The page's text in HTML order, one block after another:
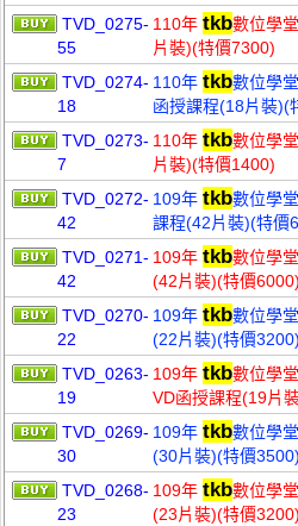
TVD_0275-
55
110年 tkb數位學
片裝)(特價7300)
TVD_0274-
18
110年 tkb數位學
函授課程(18片裝)(
TVD_0273-
7
110年 tkb數位學
片裝)(特價1400)
TVD_0272-
42
109年 tkb數位學
課程(42片裝)(特價
TVD_0271-
42
109年 tkb數位學
(42片裝)(特價
TVD_0270-
22
109年 tkb數位學
(22片裝)(特價
TVD_0263-
19
109年 tkb數位學
VD函授課程(19片
TVD_0269-
30
109年 tkb數位學
(30片裝)(特價
TVD_0268-
23
109年 tkb數位學
(23片裝)(特價